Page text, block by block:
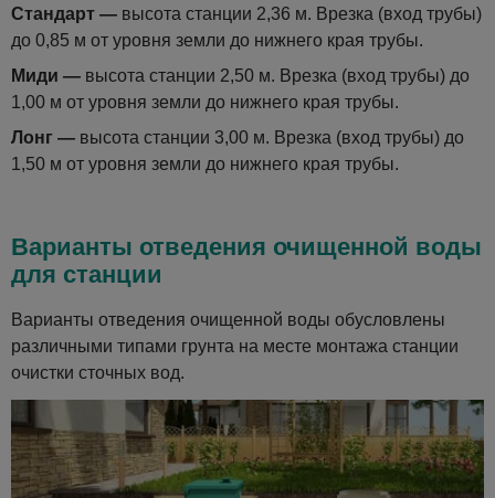
Стандарт — высота станции 2,36 м. Врезка (вход трубы)
до 0,85 м от уровня земли до нижнего края трубы.
Миди — высота станции 2,50 м. Врезка (вход трубы) до
1,00 м от уровня земли до нижнего края трубы.
Лонг — высота станции 3,00 м. Врезка (вход трубы) до
1,50 м от уровня земли до нижнего края трубы.
Варианты отведения очищенной воды
для станции
Варианты отведения очищенной воды обусловлены
различными типами грунта на месте монтажа станции
очистки сточных вод.